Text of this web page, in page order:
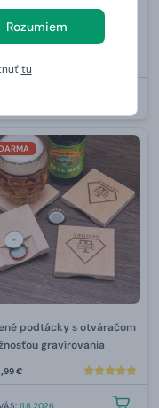
Rozumiem
tu
JERKYNÁTOR
99 €
podtácky s otváračom
gravírovania
99 €